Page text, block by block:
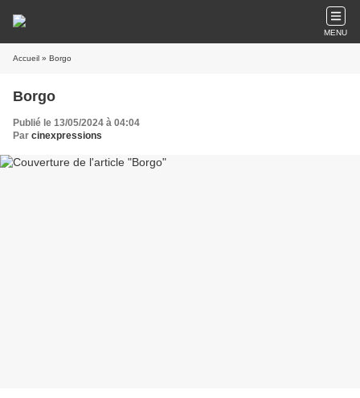
MENU
Accueil » Borgo
Borgo
Publié le 13/05/2024 à 04:04
Par cinexpressions